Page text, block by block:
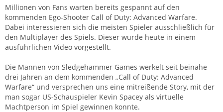
Millionen von Fans warten bereits gespannt auf den
kommenden Ego-Shooter Call of Duty: Advanced Warfare.
Dabei interessieren sich die meisten Spieler ausschließlich für
den Multiplayer des Spiels. Dieser wurde heute in einem
ausführlichen Video vorgestellt.
Die Mannen von Sledgehammer Games werkelt seit beinahe
drei Jahren an dem kommenden „Call of Duty: Advanced
Warfare“ und versprechen uns eine mitreißende Story, mit der
man sogar US-Schauspieler Kevin Spacey als virtuelle
Machtperson im Spiel gewinnen konnte.